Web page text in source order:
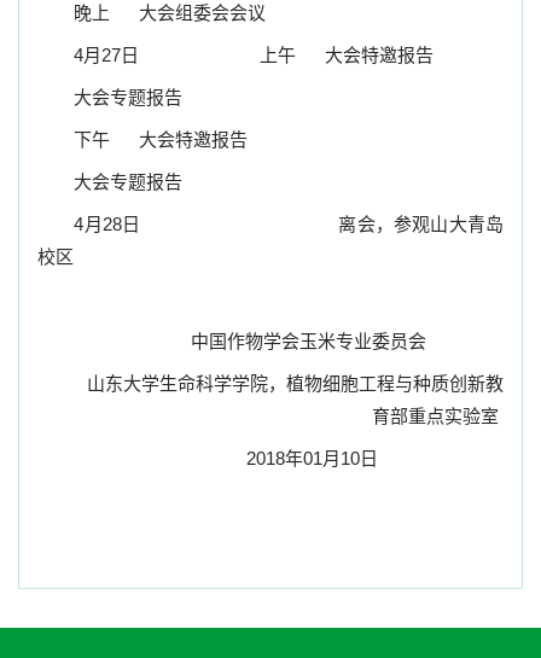
晚上 大会组委会会议
4月 27日 上午 大会特邀报告
大会专题报告
下午 大会特邀报告
大会专题报告
4月 28日
离会，参观山大青岛
校区
中国作物学会玉米专业委员会
山东大学生命科学学院， 植物细胞工程与种质创新教
育部重点实验室
2018年01月 10日